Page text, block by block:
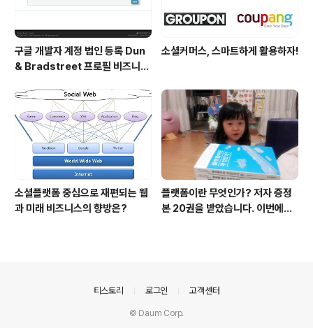
구글 개발자 계정 법인 등록 Dun
& Bradstreet 프로필 비즈니스
소셜커머스, 스마트하게 활용하자!
소셜플랫폼 중심으로 재편되는 웹
과 미래 비즈니스의 향방은?
플랫폼이란 무엇인가? 저자 증정
본 20권을 받았습니다. 이번에도
티스토리 로그인 고객센터
© Daum Corp.